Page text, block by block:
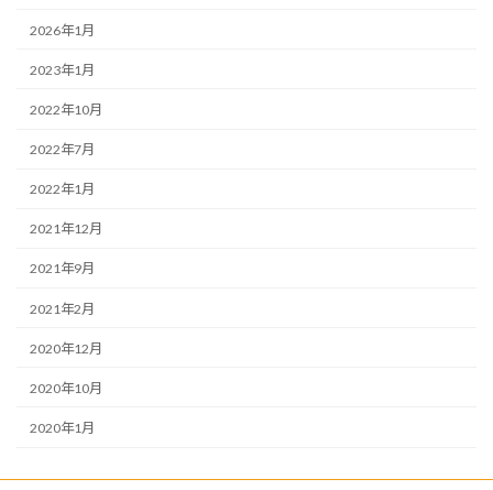
2026年1月
2023年1月
2022年10月
2022年7月
2022年1月
2021年12月
2021年9月
2021年2月
2020年12月
2020年10月
2020年1月